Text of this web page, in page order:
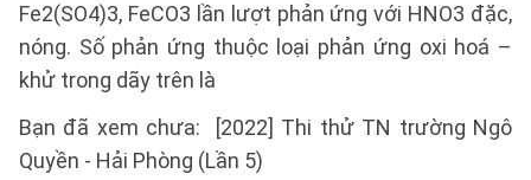
Fe2(SO4)3, FeCO3 lần lượt phản ứng với HNO3 đặc,
nóng. Số phản ứng thuộc loại phản ứng oxi hoá –
khử trong dãy trên là
Bạn đã xem chưa: [2022] Thi thử TN trường Ngô
Quyền - Hải Phòng (Lần 5)